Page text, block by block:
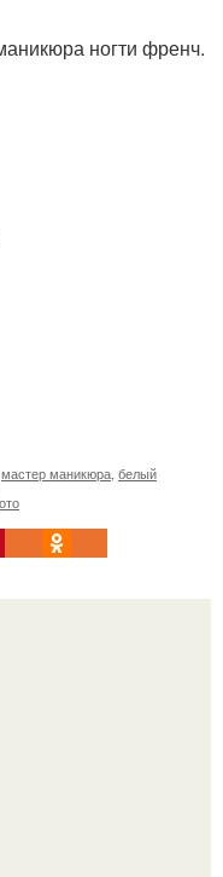
ногти френч.
мастер маникюра белый